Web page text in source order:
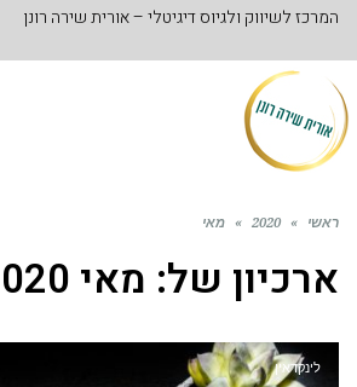
המרכז לשיווק ולגיוס דיגיטלי – אורית שירה רונן
ראשי »
2020
» מאי
ארכיון של: מאי 2020
לינקדאין